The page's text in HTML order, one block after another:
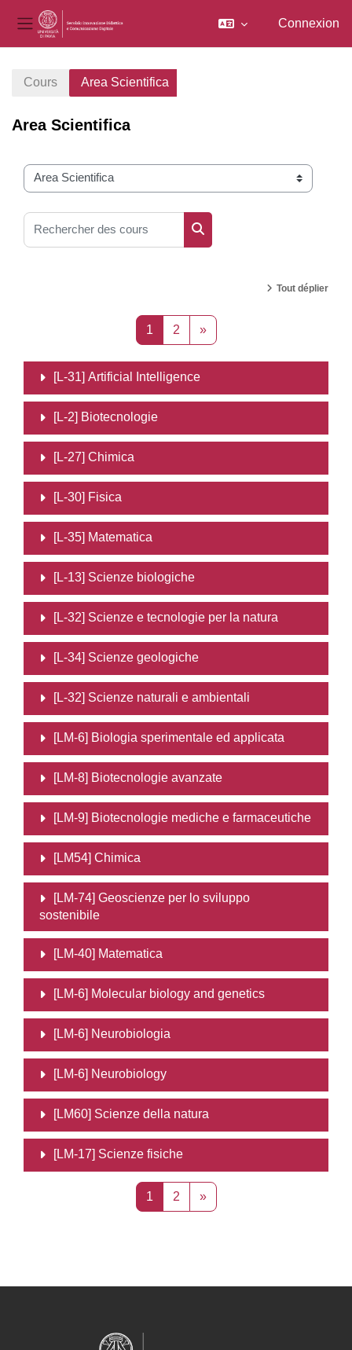
Panneau latéral
Connexion
Cours Area Scientifica
Area Scientifica
Catégories de cours
Rechercher des cours
Rechercher des cours
Tout déplier
1 Page 1
2Page 2
»Page suivante
[L-31] Artificial Intelligence
[L-2] Biotecnologie
[L-27] Chimica
[L-30] Fisica
[L-35] Matematica
[L-13] Scienze biologiche
[L-32] Scienze e tecnologie per la natura
[L-34] Scienze geologiche
[L-32] Scienze naturali e ambientali
[LM-6] Biologia sperimentale ed applicata
[LM-8] Biotecnologie avanzate
[LM-9] Biotecnologie mediche e farmaceutiche
[LM54] Chimica
[LM-74] Geoscienze per lo sviluppo
sostenibile
[LM-40] Matematica
[LM-6] Molecular biology and genetics
[LM-6] Neurobiologia
[LM-6] Neurobiology
[LM60] Scienze della natura
[LM-17] Scienze fisiche
1 Page 1
2Page 2
»Page suivante